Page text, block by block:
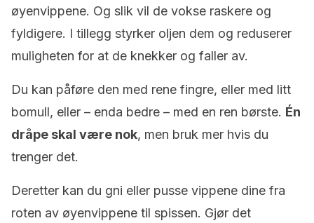
øyenvippene. Og slik vil de vokse raskere og
fyldigere. I tillegg styrker oljen dem og reduserer
muligheten for at de knekker og faller av.
Du kan påføre den med rene fingre, eller med litt
bomull, eller – enda bedre – med en ren børste. Én
dråpe skal være nok, men bruk mer hvis du
trenger det.
Deretter kan du gni eller pusse vippene dine fra
roten av øyenvippene til spissen. Gjør det